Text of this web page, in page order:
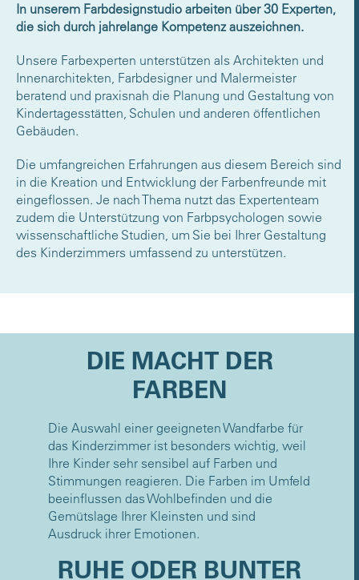
In unserem Farbdesignstudio arbeiten über 30 Experten,
die sich durch jahrelange Kompetenz auszeichnen.
Unsere Farbexperten unterstützen als Architekten und
Innenarchitekten, Farbdesigner und Malermeister
beratend und praxisnah die Planung und Gestaltung von
Kindertagesstätten, Schulen und anderen öffentlichen
Gebäuden.
Die umfangreichen Erfahrungen aus diesem Bereich sind
in die Kreation und Entwicklung der Farbenfreunde mit
eingeflossen. Je nach Thema nutzt das Expertenteam
zudem die Unterstützung von Farbpsychologen sowie
wissenschaftliche Studien, um Sie bei Ihrer Gestaltung
des Kinderzimmers umfassend zu unterstützen.
DIE MACHT DER
FARBEN
Die Auswahl einer geeigneten Wandfarbe für
das Kinderzimmer ist besonders wichtig, weil
Ihre Kinder sehr sensibel auf Farben und
Stimmungen reagieren. Die Farben im Umfeld
beeinflussen das Wohlbefinden und die
Gemütslage Ihrer Kleinsten und sind
Ausdruck ihrer Emotionen.
RUHE ODER BUNTER